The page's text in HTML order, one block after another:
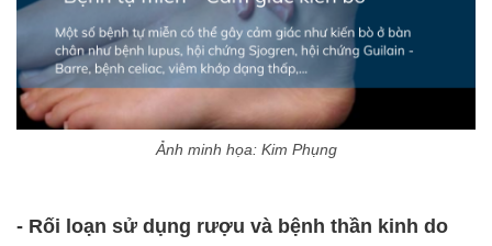
Ảnh minh họa: Kim Phụng
- Rối loạn sử dụng rượu và bệnh thần kinh do